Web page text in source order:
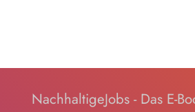
NachhaltigeJobs - Das E-